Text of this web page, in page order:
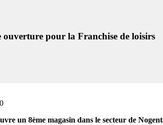
ouverture pour la Franchise de loisirs
un 8ème magasin dans le secteur de